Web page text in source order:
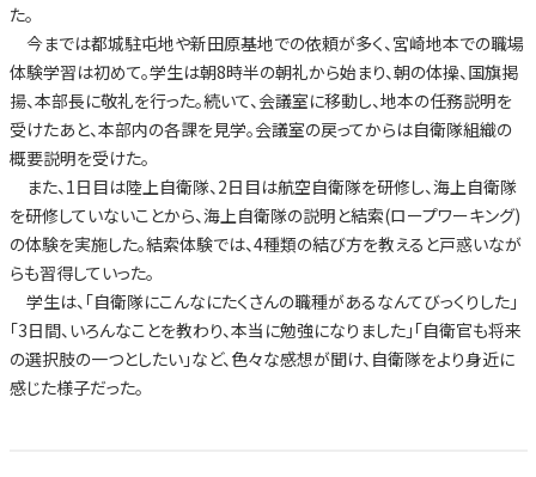
た。
今までは都城駐屯地や新田原基地での依頼が多く、宮崎地本での職場
体験学習は初めて。学生は朝8時半の朝礼から始まり、朝の体操、国旗掲
揚、本部長に敬礼を行った。続いて、会議室に移動し、地本の任務説明を
受けたあと、本部内の各課を見学。会議室の戻ってからは自衛隊組織の
概要説明を受けた。
また、1日目は陸上自衛隊、2日目は航空自衛隊を研修し、海上自衛隊
を研修していないことから、海上自衛隊の説明と結索(ロープワーキング)
の体験を実施した。結索体験では、4種類の結び方を教えると戸惑いなが
らも習得していった。
学生は、「自衛隊にこんなにたくさんの職種があるなんてびっくりした」
「3日間、いろんなことを教わり、本当に勉強になりました」「自衛官も将来
の選択肢の一つとしたい」など、色々な感想が聞け、自衛隊をより身近に
感じた様子だった。